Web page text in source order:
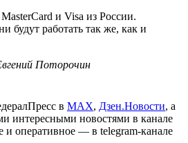
MasterCard и Visa из России.
будут работать так же, как и
Поторочин
в МАХ, Дзен.Новости, а
интересными новостями в канале
и оперативное — в telegram-канале